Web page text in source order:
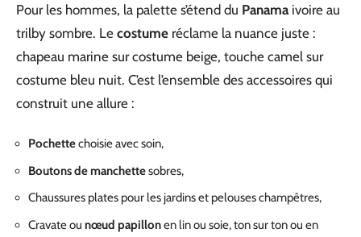
Pour les hommes, la palette s’étend du Panamaivoire au
trilby sombre. Le costume réclame la nuance juste :
chapeau marine sur costume beige, touche camel sur
costume bleu nuit. C’est l’ensemble des accessoires qui
construit une allure :
Pochettechoisie avec soin,
Boutons de manchettesobres,
Chaussures plates pour les jardins et pelouses champêtres,
Cravate ou nœud papillonen lin ou soie, ton sur ton ou en